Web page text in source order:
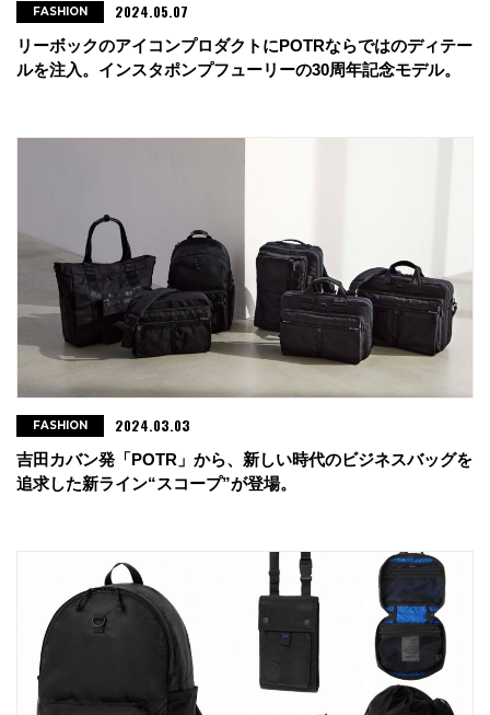
リーボックのアイコンプロダクトにPOTRならではのディテー
ルを注入。インスタポンプフューリーの30周年記念モデル。
FASHION 2024.05.07
吉田カバン発「POTR」から、新しい時代のビジネスバッグを
追求した新ライン“スコープ”が登場。
FASHION 2024.03.03